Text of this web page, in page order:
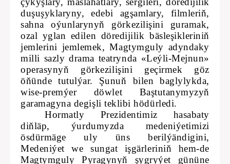
duşuşyklaryny, edebi agşamlary, filmleriň,
sahna oýunlarynyň görkezilişini guramak,
ozal yglan edilen döredijilik bäsleşikleriniň
jemlerini jemlemek, Magtymguly adyndaky
milli sazly drama teatrynda «Leýli-Mejnun»
operasynyň görkezilişini geçirmek göz
öňünde tutulýar. Şunuň bilen baglylykda,
wise-premýer döwlet Baştutanymyzyň
garamagyna degişli teklibi hödürledi.
Hormatly Prezidentimiz hasabaty
diňläp, ýurdumyzda medeniýetimizi
ösdürmäge uly üns berilýändigini,
Medeniýet we sungat işgärleriniň hem-de
Magtymguly Pyragynyň şygryýet gününe